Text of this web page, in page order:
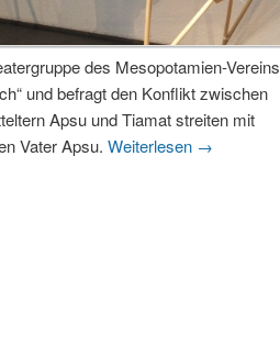
des Mesopotamien-Vereins
und befragt den Konflikt zwischen
Apsu und Tiamat streiten mit
Vater Apsu. Weiterlesen →